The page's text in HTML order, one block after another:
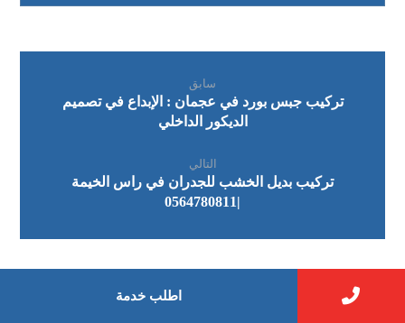
سابق
تركيب جبس بورد في عجمان : الإبداع في تصميم
الديكور الداخلي
التالي
تركيب بديل الخشب للجدران في راس الخيمة
|0564780811
اطلب خدمة